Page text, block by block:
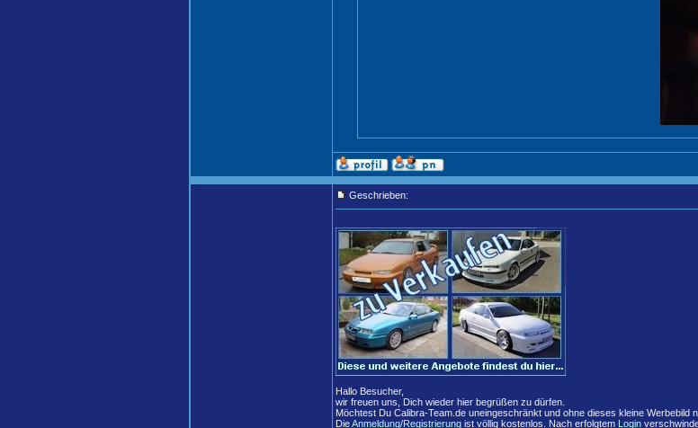
Geschrieben:
Hallo Besucher,
wir freuen uns, Dich wieder hier begrüßen zu dürfen.
Möchtest Du Calibra-Team.de uneingeschränkt und ohne dieses kleine Werbebild
DieAnmeldung/Registrierung ist völlig kostenlos. Nach erfolgtem Login